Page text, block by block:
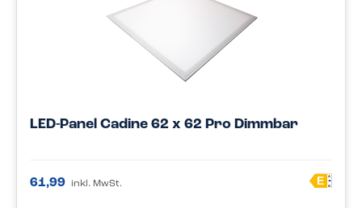
LED-Panel Cadine 62 x 62 Pro Dimmbar
61,99 inkl. MwSt. E A
G